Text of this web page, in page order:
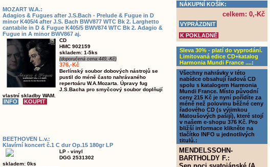
NÁKUPNÍ KOŠÍK:
celkem: 0,-Kč
Sleva 30% - platí do vyprodání.
Limitovaná edice CD+katalog
Harmonia Mundi France ....:
Všechny nahrávky v této
nabídce obsahují řadová CD
spolu s katalogem Harmonia
Mundi France. Místo původní
ceny 215 Kč je nyní pořídíte za
méně než polovinu běžné ceny
řadového CD (s výjimkou
Matoušových pašijí), které stojí
v našem e-shopu 376 Kč. Pro
bližší informace klikněte na
tlačítko INFO u jednotlivých
titulů.:
MENDELSSOHN-
BARTHOLDY F.:
MOZART W.A.:
Adagios & Fugues after J.S.Bach - Prelude & Fugue in D
minor K405/4 after J.S. Bach BWV877 WTC Bk 2. Larghetto
cantabile in D & Fugue K405/5 BWV874 WTC Bk 2. Adagio &
Fugue in A minor BWV867 aj.
CD
HMC 902159
skladem: 1-5ks
(doporučená cena:449,-Kč)
376,-Kč
Berlínský soubor dobových nástrojů se
pustil do méně často nahrávaného
repertoáru W.A.Mozarta. Úpravy fug
J.S.Bacha pro smyčcový soubor doplňují
vlastní skladby WAM.
BEETHOVEN L.v.:
Klavírní koncert č.1 C dur Op.15 180gr LP
LP - vinyl
DGG 2531302
skladem: 0ks